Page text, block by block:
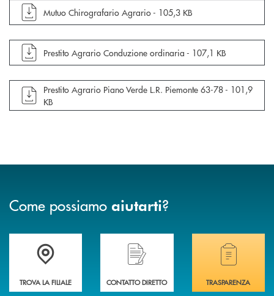
apre documento in una nuova finestra
Mutuo Chirografario Agrario - 105,3 KB
apre documento in una nuova finestra
Prestito Agrario Conduzione ordinaria - 107,1 KB
apre documento in una nuova finestra
Prestito Agrario Piano Verde L.R. Piemonte 63-78 - 101,9
KB
Come possiamo aiutarti?
Accedi all' elenco completo delle filiali di Banca di Caraglio.
TROVA LA FILIALE
Hai bisogno di assistenza immediata?
CONTATTO DIRETTO
Hai bisogno di
TRASPARENZA